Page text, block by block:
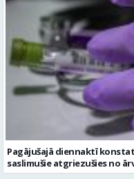
Pagājušajā diennaktī
saslimušie atgriezušies no